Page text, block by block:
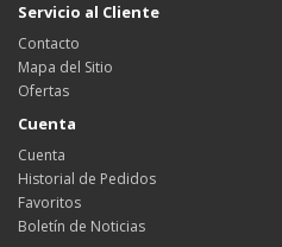
Servicio al Cliente
Contacto
Mapa del Sitio
Ofertas
Cuenta
Cuenta
Historial de Pedidos
Favoritos
Boletín de Noticias